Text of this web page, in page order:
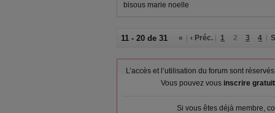
bisous marie noelle
11 - 20 de 31 « ‹ Préc. 1 2 3 4
L’accès et l’utilisation du forum sont
Vous pouvez vous inscrire
Si vous êtes déjà membre,